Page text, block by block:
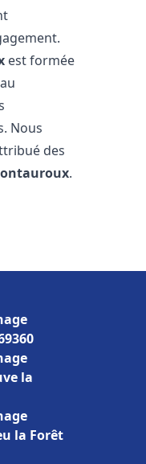
est formée
Nous
des
.
la
la Forêt